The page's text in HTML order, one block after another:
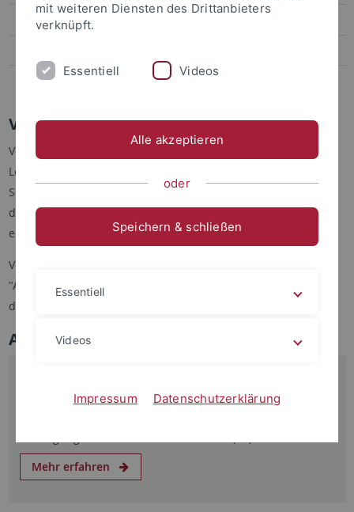
Veranstaltungen
Weitere Informationskanäle
Veranstaltungen
Veranstaltungen - wenn man jetzt einmal von der regulären
Lehre absieht - finden meist
Semesters statt, entweder innerhalb des Institutskolloquiums,
des Studiums Generale oder in Lehrveranstaltungen
einzelner Professuren des Instituts.
Veranstaltungen werden entweder hier auf dieser Seite als
"Aktuelles"-Meldung oder
dokumentiert.
Aktuell
Tagung 22.09.26 - Baden-Württemberg nach der Wahl
Mehr erfahren
mit weiteren Diensten des Drittanbieters
verknüpft.
Essentiell Videos
Alle akzeptieren
oder
Speichern & schließen
Essentiell
Videos
Impressum Datenschutzerklärung